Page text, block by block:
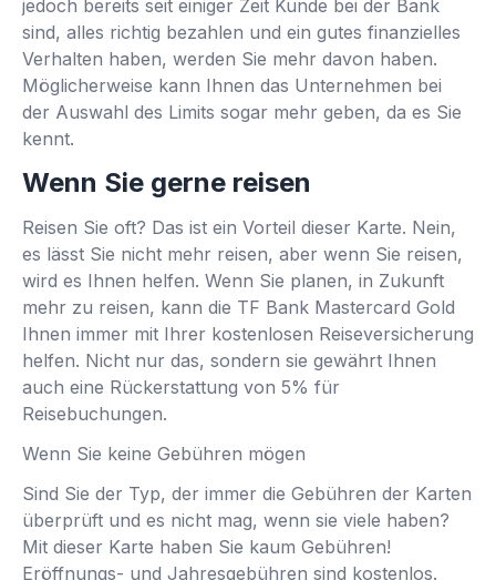
jedoch bereits seit einiger Zeit Kunde bei der Bank
sind, alles richtig bezahlen und ein gutes finanzielles
Verhalten haben, werden Sie mehr davon haben.
Möglicherweise kann Ihnen das Unternehmen bei
der Auswahl des Limits sogar mehr geben, da es Sie
kennt.
Wenn Sie gerne reisen
Reisen Sie oft? Das ist ein Vorteil dieser Karte. Nein,
es lässt Sie nicht mehr reisen, aber wenn Sie reisen,
wird es Ihnen helfen. Wenn Sie planen, in Zukunft
mehr zu reisen, kann die TF Bank Mastercard Gold
Ihnen immer mit Ihrer kostenlosen Reiseversicherung
helfen. Nicht nur das, sondern sie gewährt Ihnen
auch eine Rückerstattung von 5% für
Reisebuchungen.
Wenn Sie keine Gebühren mögen
Sind Sie der Typ, der immer die Gebühren der Karten
überprüft und es nicht mag, wenn sie viele haben?
Mit dieser Karte haben Sie kaum Gebühren!
Eröffnungs- und Jahresgebühren sind kostenlos.